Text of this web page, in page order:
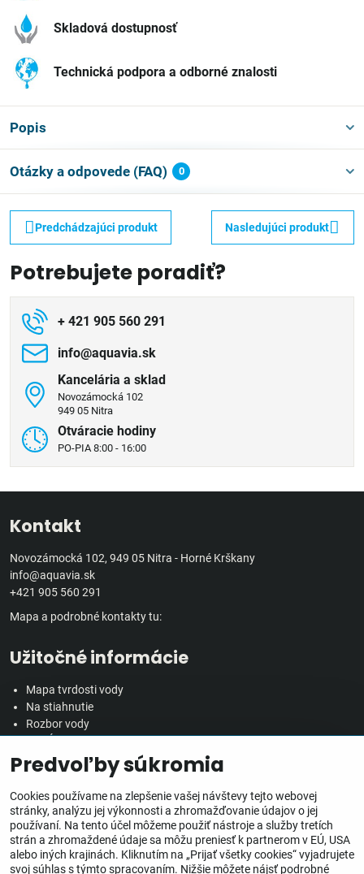
Skladová dostupnosť
Technická podpora a odborné znalosti
Popis
Otázky a odpovede (FAQ) 0
Predchádzajúci produkt Nasledujúci produkt
Potrebujete poradiť?
+ 421 905 560 291
info​@aquavia​.sk
Kancelária a sklad
Novozámocká 102
949 05 Nitra
Otváracie hodiny
PO-PIA 8:00 - 16:00
Kontakt
Novozámocká 102, 949 05 Nitra - Horné Krškany
info@aquavia.sk
+421 905 560 291
Mapa a podrobné kontakty tu:
Užitočné informácie
Mapa tvrdosti vody
Na stiahnutie
Rozbor vody
Veľkoobchodná spolupráca
Všetko o nákupe
Obchodné podmienky
Ochrana osobných údajov
Reklamačný poriadok
Predvoľby súkromia
Cookies používame na zlepšenie vašej návštevy tejto webovej
stránky, analýzu jej výkonnosti a zhromažďovanie údajov o jej
používaní. Na tento účel môžeme použiť nástroje a služby tretích
strán a zhromaždené údaje sa môžu preniesť k partnerom v EÚ, USA
alebo iných krajinách. Kliknutím na „Prijať všetky cookies“ vyjadrujete
svoj súhlas s týmto spracovaním. Nižšie môžete nájsť podrobné